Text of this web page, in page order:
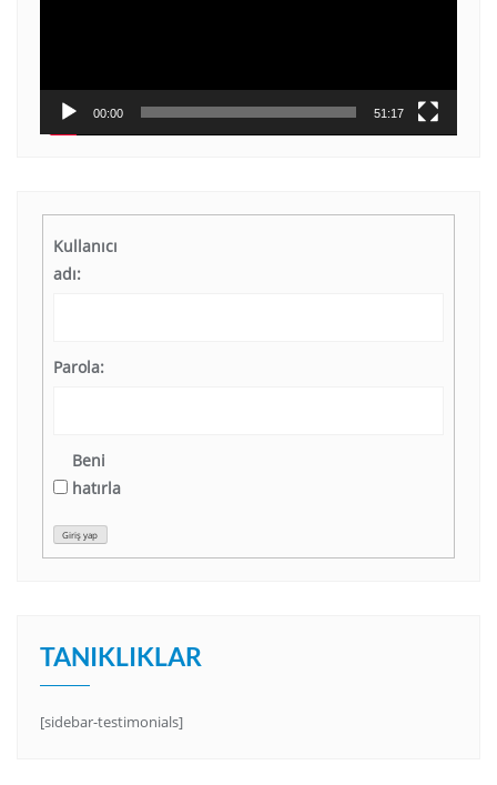
00:00 51:17
Kullanıcı
adı:
Parola:
Beni
hatırla
Giriş yap
TANIKLIKLAR
[sidebar-testimonials]